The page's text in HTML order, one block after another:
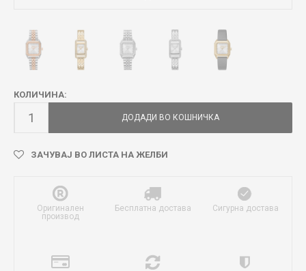
КОЛИЧИНА:
ДОДАДИ ВО КОШНИЧКА
ЗАЧУВАЈ ВО ЛИСТА НА ЖЕЛБИ
Оригинален
производ
Бесплатна достава Сигурна достава